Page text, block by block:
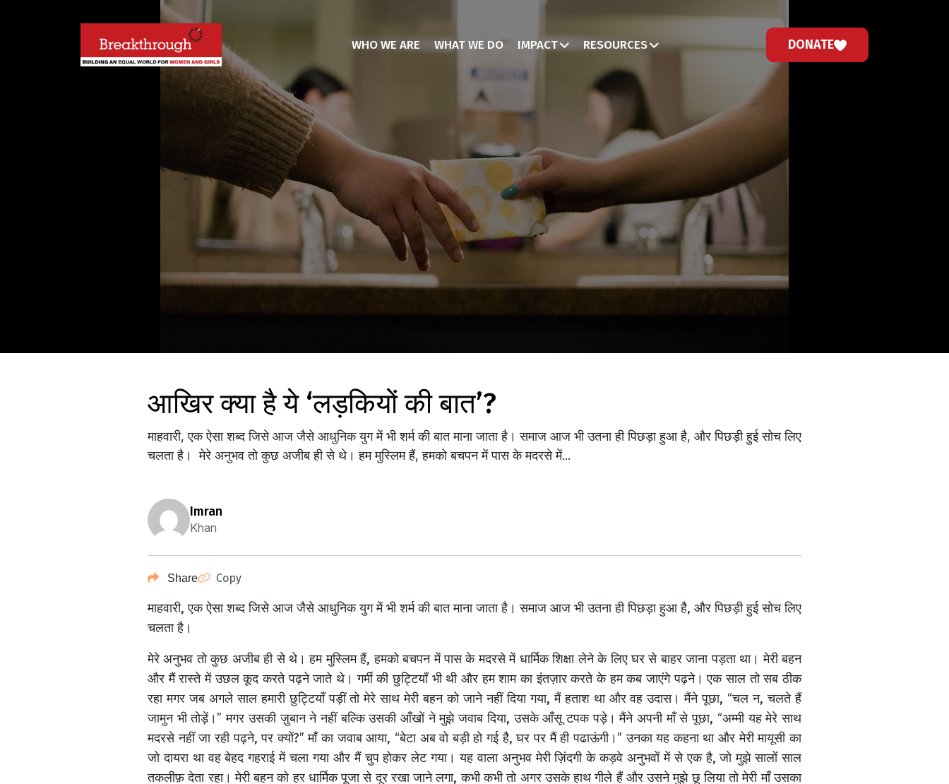
WHO WE ARE WHAT WE DO IMPACT RESOURCES DONATE
आखिर क्या है ये ‘लड़कियों की बात’?
माहवारी, एक ऐसा शब्द जिसे आज जैसे आधुनिक युग में भी शर्म की बात माना जाता है। समाज आज भी उतना ही पिछड़ा हुआ है, और पिछड़ी हुई सोच लिए
चलता है। मेरे अनुभव तो कुछ अजीब ही से थे। हम मुस्लिम हैं, हमको बचपन में पास के मदरसे में...
imran
Khan
Share Copy
माहवारी, एक ऐसा शब्द जिसे आज जैसे आधुनिक युग में भी शर्म की बात माना जाता है। समाज आज भी उतना ही पिछड़ा हुआ है, और पिछड़ी हुई सोच लिए
चलता है।
मेरे अनुभव तो कुछ अजीब ही से थे। हम मुस्लिम हैं, हमको बचपन में पास के मदरसे में धार्मिक शिक्षा लेने के लिए घर से बाहर जाना पड़ता था। मेरी बहन
और मैं रास्ते में उछल कूद करते पढ़ने जाते थे। गर्मी की छुट्टियाँ भी थी और हम शाम का इंतज़ार करते के हम कब जाएंगे पढ़ने। एक साल तो सब ठीक
रहा मगर जब अगले साल हमारी छुट्टियाँ पड़ीं तो मेरे साथ मेरी बहन को जाने नहीं दिया गया, मैं हताश था और वह उदास। मैंने पूछा, “चल न, चलते हैं
जामुन भी तोड़ें।” मगर उसकी ज़ुबान ने नहीं बल्कि उसकी आँखों ने मुझे जवाब दिया, उसके आँसू टपक पड़े। मैंने अपनी माँ से पूछा, “अम्मी यह मेरे साथ
मदरसे नहीं जा रही पढ़ने, पर क्यों?” माँ का जवाब आया, “बेटा अब वो बड़ी हो गई है, घर पर मैं ही पढाऊंगी।” उनका यह कहना था और मेरी मायूसी का
जो दायरा था वह बेहद गहराई में चला गया और मैं चुप होकर लेट गया। यह वाला अनुभव मेरी ज़िंदगी के कड़वे अनुभवों में से एक है, जो मुझे सालों साल
तकलीफ़ देता रहा। मेरी बहन को हर धार्मिक पूजा से दूर रखा जाने लगा, कभी कभी तो अगर उसके हाथ गीले हैं और उसने मुझे छू लिया तो मेरी माँ उसका